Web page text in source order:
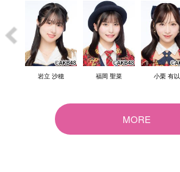
岩立 沙穂 福岡 聖菜 小栗 有以
MORE